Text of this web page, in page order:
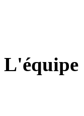
L'équipe